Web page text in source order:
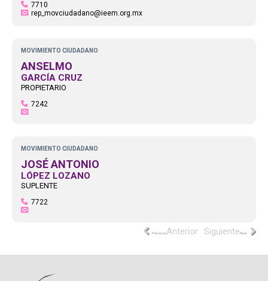
7710
rep_movciudadano@ieem.org.mx
MOVIMIENTO CIUDADANO
ANSELMO
GARCÍA CRUZ
PROPIETARIO
7242
MOVIMIENTO CIUDADANO
JOSÉ ANTONIO
LÓPEZ LOZANO
SUPLENTE
7722
Previous Next